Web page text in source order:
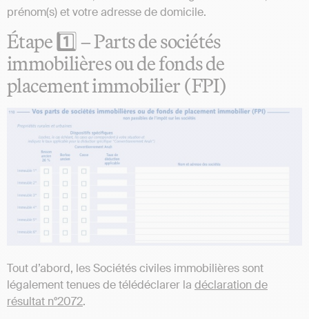
prénom(s) et votre adresse de domicile.
Étape 1️⃣ – Parts de sociétés
immobilières ou de fonds de
placement immobilier (FPI)
Tout d’abord, les Sociétés civiles immobilières sont
légalement tenues de télédéclarer la déclaration de
résultat n°2072.